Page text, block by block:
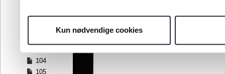
Kun nødvendige cookies
100
104
105